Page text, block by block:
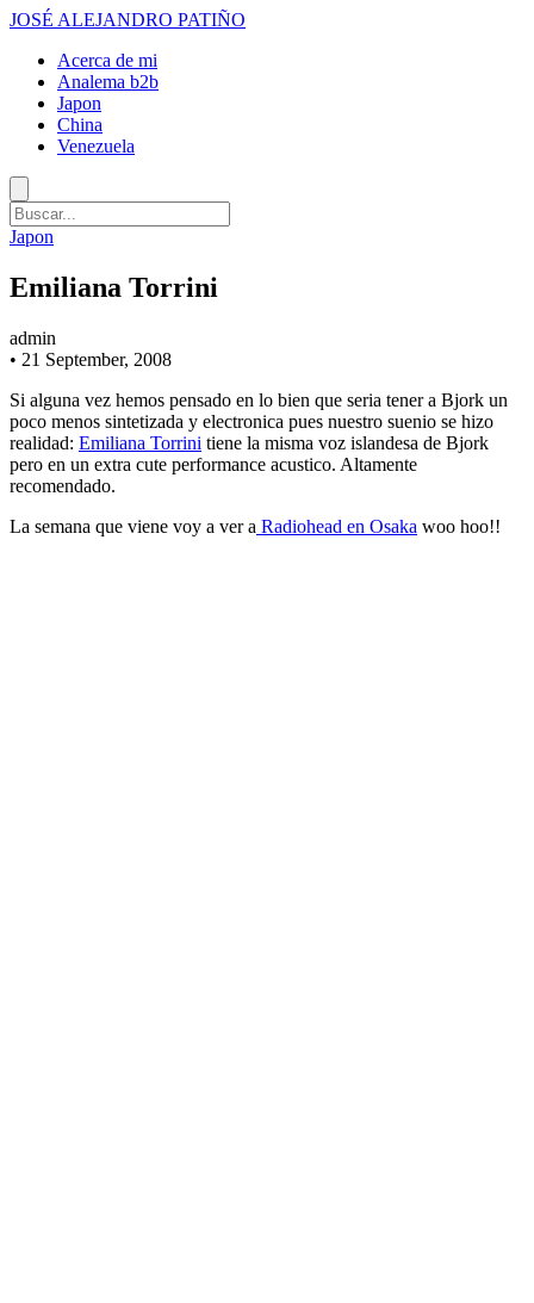
JOSÉ ALEJANDRO PATIÑO
Acerca de mi
Analema b2b
Japon
China
Venezuela
Japon
Emiliana Torrini
admin
• 21 September, 2008
Si alguna vez hemos pensado en lo bien que seria tener a Bjork un
poco menos sintetizada y electronica pues nuestro suenio se hizo
realidad: Emiliana Torrini tiene la misma voz islandesa de Bjork
pero en un extra cute performance acustico. Altamente
recomendado.
La semana que viene voy a ver a Radiohead en Osaka woo hoo!!